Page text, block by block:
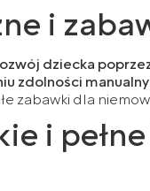
i
dziecka
zdolności
zabawki dla
i